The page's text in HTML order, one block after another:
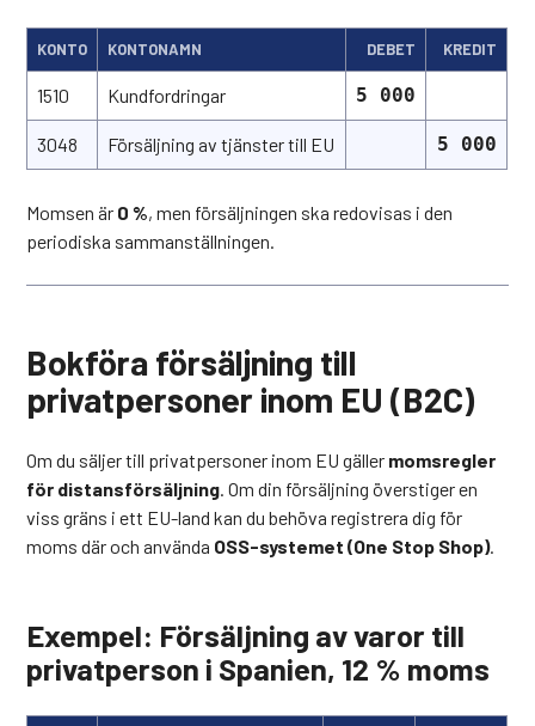
KONTO KONTONAMN DEBET KREDIT
1510 Kundfordringar 5 000
3048 Försäljning av tjänster till EU 5 000
Momsen är 0 %, men försäljningen ska redovisas i den
periodiska sammanställningen.
Bokföra försäljning till
privatpersoner inom EU (B2C)
Om du säljer till privatpersoner inom EU gäller momsregler
för distansförsäljning. Om din försäljning överstiger en
viss gräns i ett EU-land kan du behöva registrera dig för
moms där och använda OSS-systemet (One Stop Shop).
Exempel: Försäljning av varor till
privatperson i Spanien, 12 % moms